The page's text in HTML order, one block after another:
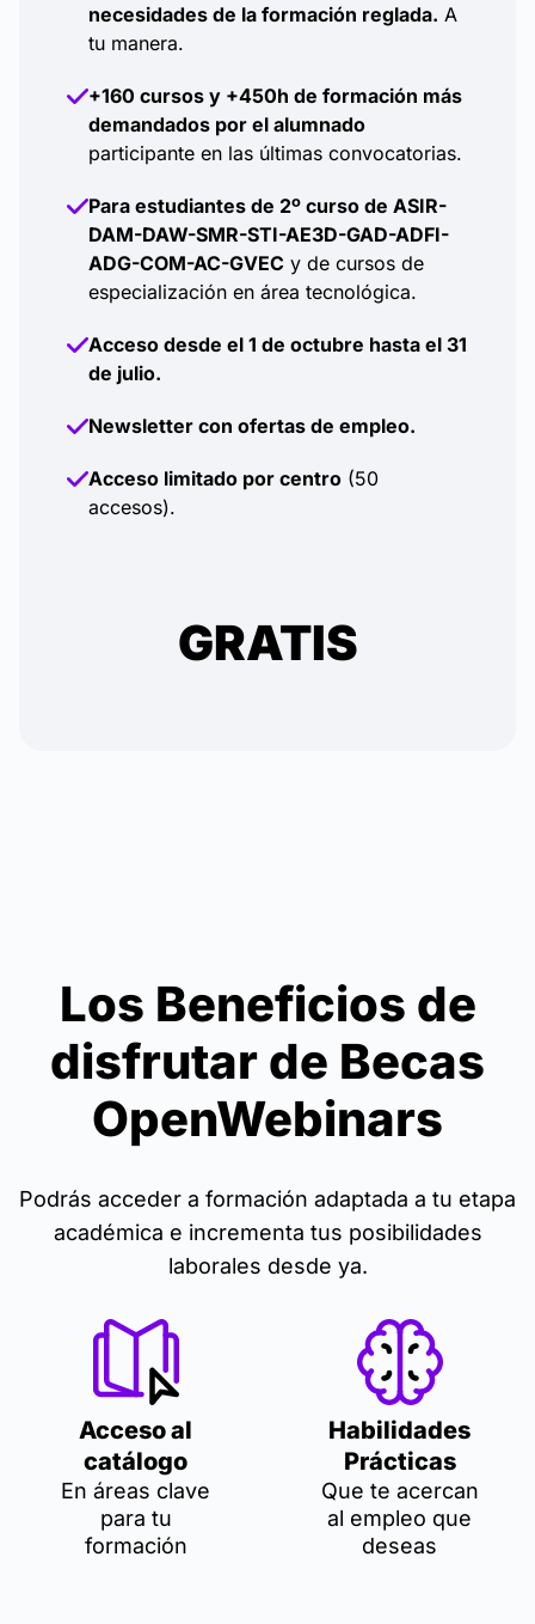
necesidades de la formación reglada. A
tu manera.
+160 cursos y +450h de formación más
demandados por el alumnado
participante en las últimas convocatorias.
Para estudiantes de 2º curso de ASIR-
DAM-DAW-SMR-STI-AE3D-GAD-ADFI-
ADG-COM-AC-GVEC y de cursos de
especialización en área tecnológica.
Acceso desde el 1 de octubre hasta el 31
de julio.
Newsletter con ofertas de empleo.
Acceso limitado por centro (50
accesos).
GRATIS
Los Beneficios de
disfrutar de Becas
OpenWebinars
Podrás acceder a formación adaptada a tu etapa
académica e incrementa tus posibilidades
laborales desde ya.
Acceso al
catálogo
En áreas clave
para tu
formación
Habilidades
Prácticas
Que te acercan
al empleo que
deseas